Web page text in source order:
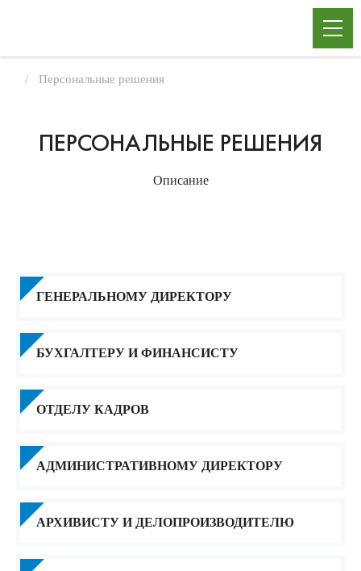
Персональные решения
ПЕРСОНАЛЬНЫЕ РЕШЕНИЯ
Описание
ГЕНЕРАЛЬНОМУ ДИРЕКТОРУ
БУХГАЛТЕРУ И ФИНАНСИСТУ
ОТДЕЛУ КАДРОВ
АДМИНИСТРАТИВНОМУ ДИРЕКТОРУ
АРХИВИСТУ И ДЕЛОПРОИЗВОДИТЕЛЮ